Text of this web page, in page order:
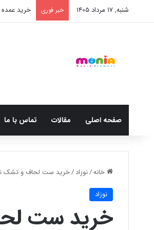
شنبه, 17 مرداد 1405 خبر فوری خرید
صفحه اصلی مقالات تماس با ما
خانه/نوزاد/خرید ست لحاف و تشک
نوزاد
خرید ست